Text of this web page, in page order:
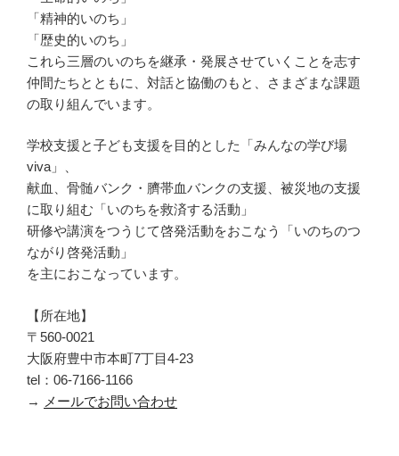
「精神的いのち」
「歴史的いのち」
これら三層のいのちを継承・発展させていくことを志す
仲間たちとともに、対話と協働のもと、さまざまな課題
の取り組んでいます。
学校支援と子ども支援を目的とした「みんなの学び場
viva」、
献血、骨髄バンク・臍帯血バンクの支援、被災地の支援
に取り組む「いのちを救済する活動」
研修や講演をつうじて啓発活動をおこなう「いのちのつ
ながり啓発活動」
を主におこなっています。
【所在地】
〒560-0021
大阪府豊中市本町7丁目4-23
tel：06-7166-1166
→
メールでお問い合わせ